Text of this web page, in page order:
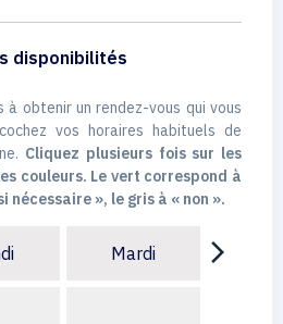
disponibilités
à obtenir un rendez-vous qui vous
vos horaires habituels de
Cliquez plusieurs fois sur les
couleurs. Le vert correspond à
nécessaire », le gris à « non ».
Mardi arrow_forward_ios